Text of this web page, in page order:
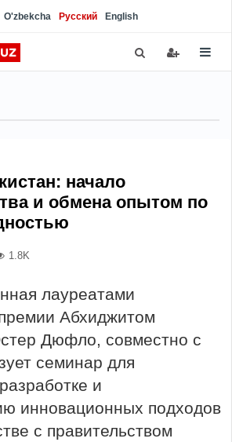
O'zbekcha Русский English
начало
и обмена опытом по
1.8K
лауреатами
Абхиджитом
Дюфло, совместно с
семинар для
и
инновационных подходов
с правительством